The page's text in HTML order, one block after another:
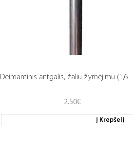
Deimantinis antgalis, žaliu žymėjimu (1,6 .
2.50€
Į Krepšelį